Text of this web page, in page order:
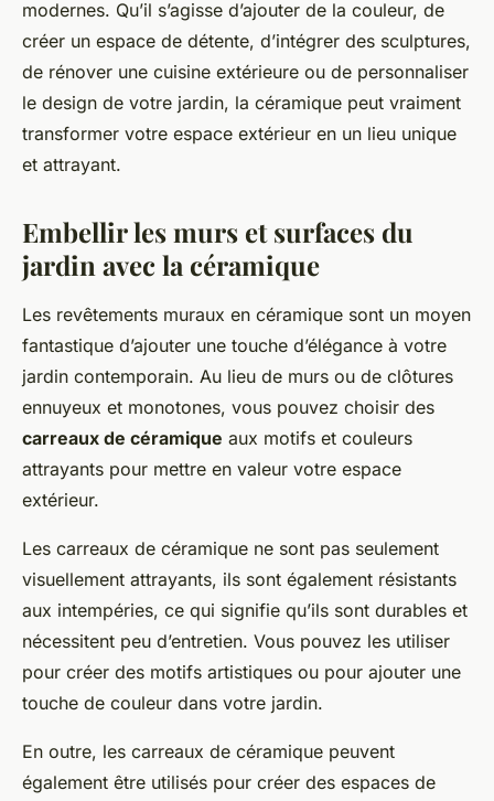
modernes. Qu’il s’agisse d’ajouter de la couleur, de
créer un espace de détente, d’intégrer des sculptures,
de rénover une cuisine extérieure ou de personnaliser
le design de votre jardin, la céramique peut vraiment
transformer votre espace extérieur en un lieu unique
et attrayant.
Embellir les murs et surfaces du
jardin avec la céramique
Les revêtements muraux en céramique sont un moyen
fantastique d’ajouter une touche d’élégance à votre
jardin contemporain. Au lieu de murs ou de clôtures
ennuyeux et monotones, vous pouvez choisir des
carreaux de céramique aux motifs et couleurs
attrayants pour mettre en valeur votre espace
extérieur.
Les carreaux de céramique ne sont pas seulement
visuellement attrayants, ils sont également résistants
aux intempéries, ce qui signifie qu’ils sont durables et
nécessitent peu d’entretien. Vous pouvez les utiliser
pour créer des motifs artistiques ou pour ajouter une
touche de couleur dans votre jardin.
En outre, les carreaux de céramique peuvent
également être utilisés pour créer des espaces de